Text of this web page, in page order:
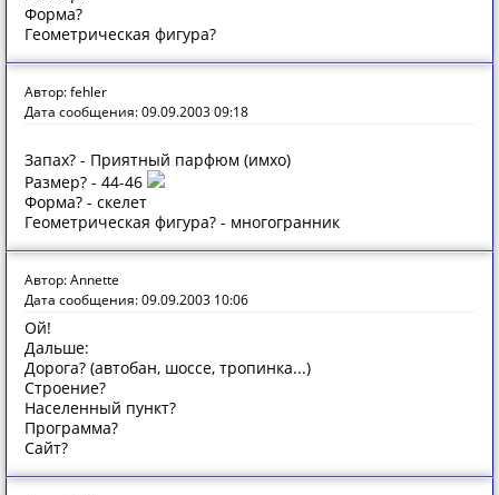
Форма?
Геометрическая фигура?
Автор: fehler
Дата сообщения: 09.09.2003 09:18
Запах? - Приятный парфюм (имхо)
Размер? - 44-46
Форма? - скелет
Геометрическая фигура? - многогранник
Автор: Annette
Дата сообщения: 09.09.2003 10:06
Ой!
Дальше:
Дорога? (автобан, шоссе, тропинка...)
Строение?
Населенный пункт?
Программа?
Сайт?